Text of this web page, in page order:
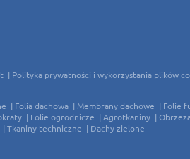
Polityka prywatności i wykorzystania plików
Folia dachowa Membrany dachowe Folie
Folie ogrodnicze Agrotkaniny
Tkaniny techniczne Dachy zielone